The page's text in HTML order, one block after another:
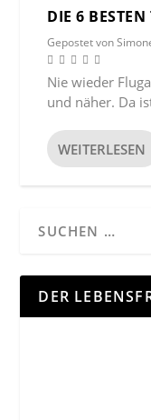
DIE 6
Gepostet von
Nie wieder
und näher. Da
WEITERLESEN
DER